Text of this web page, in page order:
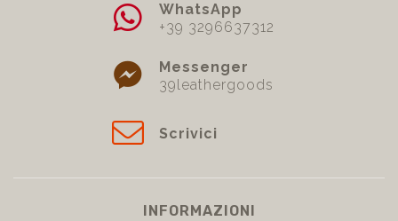
WhatsApp
+39 3296637312
Messenger
39leathergoods
Scrivici
INFORMAZIONI